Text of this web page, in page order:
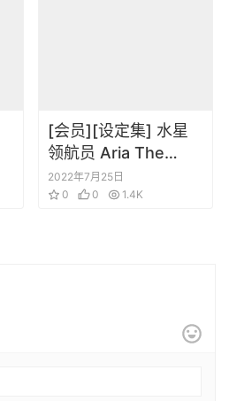
[会员][设定集] 水星
领航员 Aria The
Benedizione
Pamphlet
2022年7月25日
0
0 1.4K